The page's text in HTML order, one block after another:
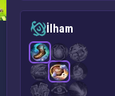
İlham